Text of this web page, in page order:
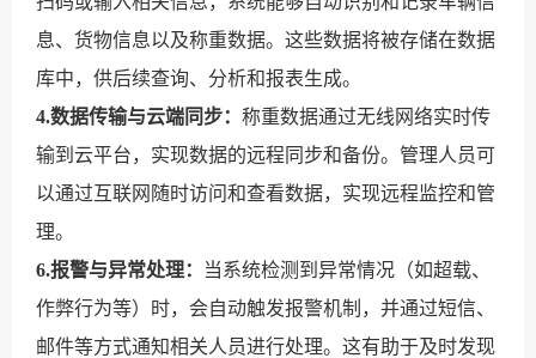
息、货物信息以及称重数据。这些数据将被存储在数据
库中，供后续查询、分析和报表生成。
4.数据传输与云端同步： 称重数据通过无线网络实时传
输到云平台，实现数据的远程同步和备份。管理人员可
以通过互联网随时访问和查看数据，实现远程监控和管
理。
6.报警与异常处理：
当系统检测到异常情况（如超载、
作弊行为等）时，会自动触发报警机制，并通过短信、
邮件等方式通知相关人员进行处理。这有助于及时发现